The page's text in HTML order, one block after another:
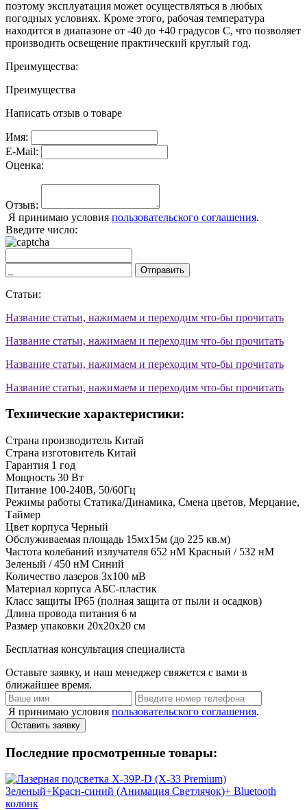
поэтому эксплуатация может осуществляться в любых
погодных условиях. Кроме этого, рабочая температура
находится в диапазоне от -40 до +40 градусов С, что позволяет
производить освещение практический круглый год.
Преимущества:
Преимущества
Написать отзыв о товаре
Имя:
E-Mail:
Оценка:
Отзыв:
Я принимаю условия пользовательского соглашения.
Введите число:
Отправить
Статьи:
Название статьи, нажимаем и переходим что-бы прочитать
Название статьи, нажимаем и переходим что-бы прочитать
Название статьи, нажимаем и переходим что-бы прочитать
Название статьи, нажимаем и переходим что-бы прочитать
Технические характеристики:
Страна производитель Китай
Страна изготовитель Китай
Гарантия 1 год
Мощность 30 Вт
Питание 100-240В, 50/60Гц
Режимы работы Статика/Динамика, Смена цветов, Мерцание,
Таймер
Цвет корпуса Черный
Обслуживаемая площадь 15мх15м (до 225 кв.м)
Частота колебаний излучателя 652 нМ Красный / 532 нМ
Зеленый / 450 нМ Синий
Количество лазеров 3х100 мВ
Материал корпуса АБС-пластик
Класс защиты IP65 (полная защита от пыли и осадков)
Длина провода питания 6 м
Размер упаковки 20х20х20 см
Бесплатная консультация специалиста
Оставьте заявку, и наш менеджер свяжется с вами в
ближайшее время.
Я принимаю условия пользовательского соглашения.
Оставить заявку
Последние просмотренные товары: